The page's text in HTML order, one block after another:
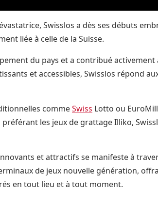
Swisslos a dès ses débuts
liée à celle de la Suisse.
du pays et a contribué activement
et accessibles, Swisslos répond
commeSwiss Lotto ou
les jeux de grattage Illiko,
et attractifs se manifeste à
de jeux nouvelle génération,
en tout lieu et à tout moment.